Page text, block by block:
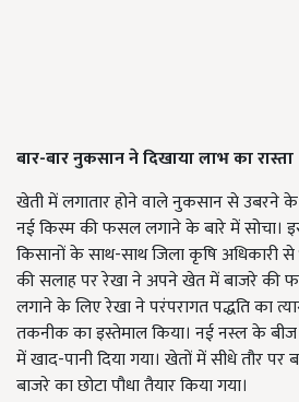
बार-बार नुकसान ने दिखाया लाभ का रास्ता
खेती में लगातार होने वाले नुकसान से उबरने
नई किस्म की फसल लगाने के बारे में सोचा।
किसानों के साथ-साथ जिला कृषि अधिकारी से
की सलाह पर रेखा ने अपने खेत में बाजरे की
लगाने के लिए रेखा ने परंपरागत पद्धति का
तकनीक का इस्तेमाल किया। नई नस्ल के
में खाद-पानी दिया गया। खेतों में सीधे तौर
बाजरे का छोटा पौधा तैयार किया गया।